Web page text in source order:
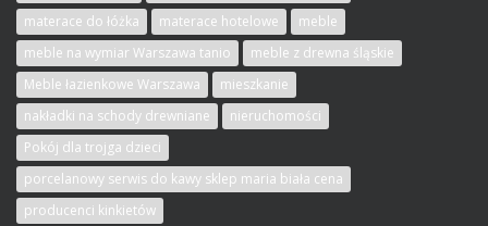
materace do łóżka
materace hotelowe
meble
meble na wymiar Warszawa tanio
meble z drewna śląskie
Meble łazienkowe Warszawa
mieszkanie
nakładki na schody drewniane
nieruchomości
Pokój dla trojga dzieci
porcelanowy serwis do kawy sklep maria biała cena
producenci kinkietów